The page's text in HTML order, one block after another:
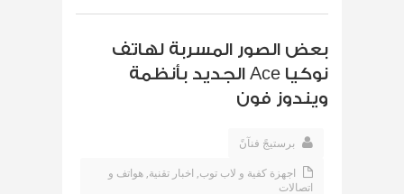
بعض الصور المسربة لهاتف
نوكيا Ace الجديد بأنظمة
ويندوز فون
برستيجً فنآنً
اجهزة كفية و لاب توب, اخبار تقنية, هواتف و
اتصالات